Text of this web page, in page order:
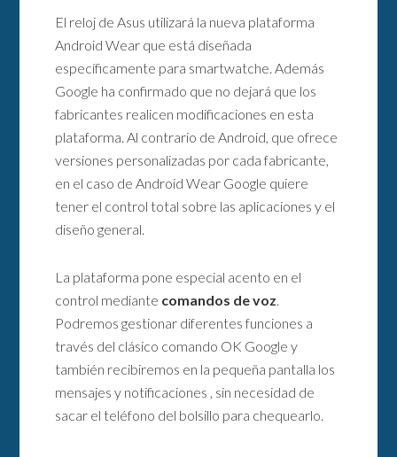
El reloj de Asus utilizará la nueva plataforma
Android Wear que está diseñada
específicamente para smartwatche. Además
Google ha confirmado que no dejará que los
fabricantes realicen modificaciones en esta
plataforma. Al contrario de Android, que ofrece
versiones personalizadas por cada fabricante,
en el caso de Android Wear Google quiere
tener el control total sobre las aplicaciones y el
diseño general.
La plataforma pone especial acento en el
control mediante comandos de voz
Podremos gestionar diferentes funciones a
través del clásico comando OK Google y
también recibiremos en la pequeña pantalla los
mensajes y notificaciones , sin necesidad de
sacar el teléfono del bolsillo para chequearlo.